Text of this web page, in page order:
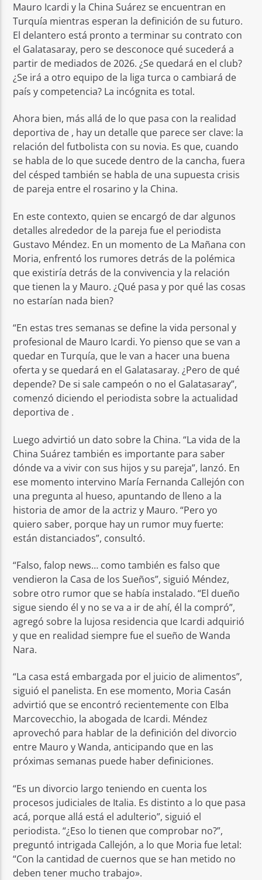
Mauro Icardi y la China Suárez se encuentran en
Turquía mientras esperan la definición de su futuro.
El delantero está pronto a terminar su contrato con
el Galatasaray, pero se desconoce qué sucederá a
partir de mediados de 2026. ¿Se quedará en el club?
¿Se irá a otro equipo de la liga turca o cambiará de
país y competencia? La incógnita es total.
Ahora bien, más allá de lo que pasa con la realidad
deportiva de , hay un detalle que parece ser clave: la
relación del futbolista con su novia. Es que, cuando
se habla de lo que sucede dentro de la cancha, fuera
del césped también se habla de una supuesta crisis
de pareja entre el rosarino y la China.
En este contexto, quien se encargó de dar algunos
detalles alrededor de la pareja fue el periodista
Gustavo Méndez. En un momento de La Mañana con
Moria, enfrentó los rumores detrás de la polémica
que existiría detrás de la convivencia y la relación
que tienen la y Mauro. ¿Qué pasa y por qué las cosas
no estarían nada bien?
“En estas tres semanas se define la vida personal y
profesional de Mauro Icardi. Yo pienso que se van a
quedar en Turquía, que le van a hacer una buena
oferta y se quedará en el Galatasaray. ¿Pero de qué
depende? De si sale campeón o no el Galatasaray”,
comenzó diciendo el periodista sobre la actualidad
deportiva de .
Luego advirtió un dato sobre la China. “La vida de la
China Suárez también es importante para saber
dónde va a vivir con sus hijos y su pareja”, lanzó. En
ese momento intervino María Fernanda Callejón con
una pregunta al hueso, apuntando de lleno a la
historia de amor de la actriz y Mauro. “Pero yo
quiero saber, porque hay un rumor muy fuerte:
están distanciados”, consultó.
“Falso, falop news… como también es falso que
vendieron la Casa de los Sueños”, siguió Méndez,
sobre otro rumor que se había instalado. “El dueño
sigue siendo él y no se va a ir de ahí, él la compró”,
agregó sobre la lujosa residencia que Icardi adquirió
y que en realidad siempre fue el sueño de Wanda
Nara.
“La casa está embargada por el juicio de alimentos”,
siguió el panelista. En ese momento, Moria Casán
advirtió que se encontró recientemente con Elba
Marcovecchio, la abogada de Icardi. Méndez
aprovechó para hablar de la definición del divorcio
entre Mauro y Wanda, anticipando que en las
próximas semanas puede haber definiciones.
“Es un divorcio largo teniendo en cuenta los
procesos judiciales de Italia. Es distinto a lo que pasa
acá, porque allá está el adulterio”, siguió el
periodista. “¿Eso lo tienen que comprobar no?”,
preguntó intrigada Callejón, a lo que Moria fue letal:
“Con la cantidad de cuernos que se han metido no
deben tener mucho trabajo».